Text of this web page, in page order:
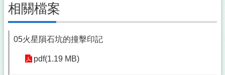
相關檔案
05火星隕石坑的撞擊印記
pdf(1.19 MB)